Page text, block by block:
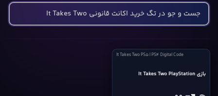
It
Two
It Takes Two PS5 | PS4 Digital Code
بازی It Takes Two PlayStation